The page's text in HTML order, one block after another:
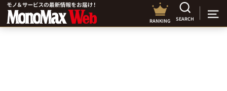
RANKING SEARCH